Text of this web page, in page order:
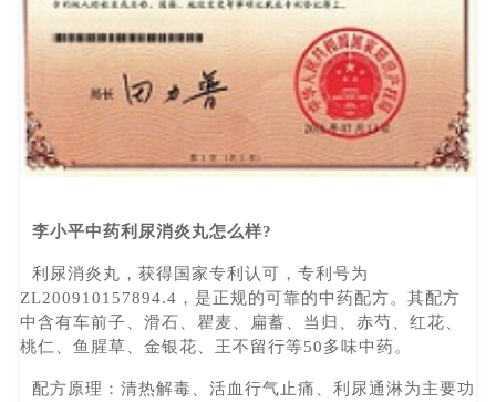
李小平中药利尿消炎丸怎么样?
利尿消炎丸，获得国家专利认可，专利号为
ZL200910157894.4，是正规的可靠的中药配方。其配方
中含有车前子、滑石、瞿麦、扁蓄、当归、赤芍、红花、
桃仁、鱼腥草、金银花、王不留行等50多味中药。
配方原理：清热解毒、活血行气止痛、利尿通淋为主要功